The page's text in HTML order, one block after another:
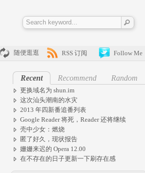
随便逛逛 RSS 订阅 Follow Me
Recent Recommend Random
更换域名为 shun.im
这次汕头潮南的水灾
2013 年四新番追番列表
Google Reader 将死，Reader 还将继续
壳中少女：燃烧
匿了好久，现状报告
姗姗来迟的 Opera 12.00
在不存在的日子更新一下刷存在感